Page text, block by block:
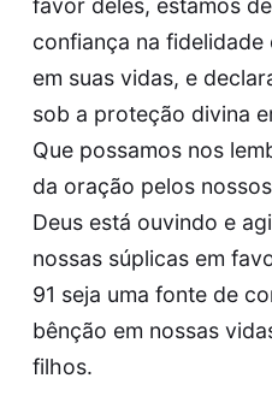
confiança na
em suas vidas, e
sob a proteção divina
Que possamos nos
da oração pelos
Deus está ouvindo e
nossas súplicas em
91 seja uma fonte de
bênção em nossas
filhos.